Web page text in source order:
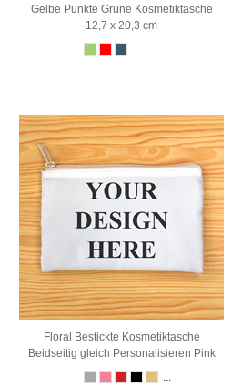
Gelbe Punkte Grüne Kosmetiktasche
12,7 x 20,3 cm
Floral Bestickte Kosmetiktasche
Beidseitig gleich Personalisieren Pink
...